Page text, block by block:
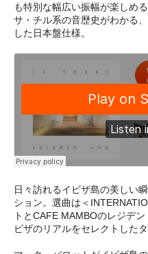
も特別な幅広い振幅が楽しめ
サ・チル系の音歴史がわかる
した日本盤仕様。
日々訪れるイビザ島の美しい
ション。選曲は＜
トとCAFE MAMBOのレジデ
ビザのリアルをセレクトした